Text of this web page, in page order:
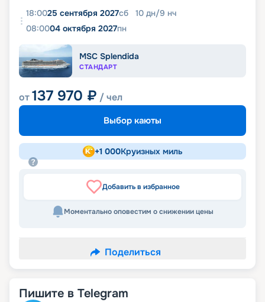
18:0025 сентября 2027сб 10 дн/9 нч
08:0004 октября 2027пн
MSC Splendida
СТАНДАРТ
от137 970 ₽ / чел
Выбор каюты
+1 000Круизных миль
Добавить в избранное
Моментально оповестим о снижении цены
Поделиться
Пишите в Telegram